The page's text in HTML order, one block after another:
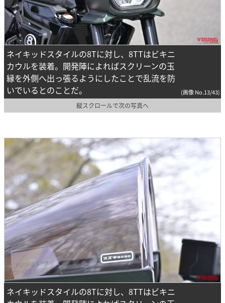
ネイキッドスタイルの8Tに対し、8TTはビキニ
カウルを装着。開発陣によればスクリーンの玉
縁を外側へ出っ張るようにしたことで乱流を防
いでいるとのことだ。
(画像 No.13/43)
縦スクロールで次の写真へ
ネイキッドスタイルの8Tに対し、8TTはビキニ